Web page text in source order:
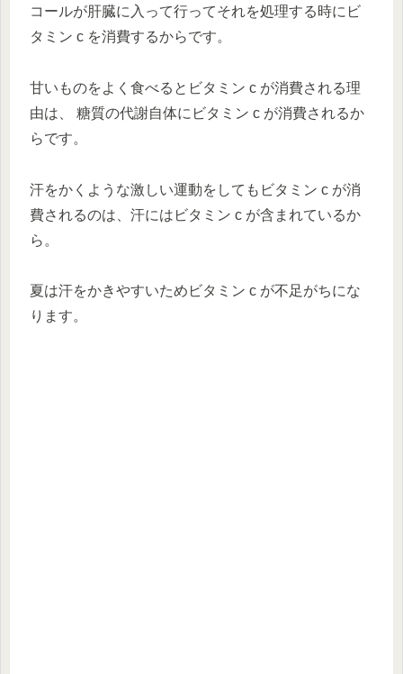
コールが肝臓に入って行ってそれを処理する時にビ
タミン c を消費するからです。
甘いものをよく食べるとビタミン c が消費される理
由は、 糖質の代謝自体にビタミン c が消費されるか
らです。
汗をかくような激しい運動をしてもビタミン c が消
費されるのは、汗にはビタミン c が含まれているか
ら。
夏は汗をかきやすいためビタミン c が不足がちにな
ります。